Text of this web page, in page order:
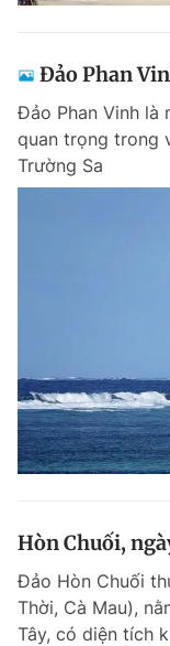
Đảo Phan
Đảo Phan Vinh là
quan trọng trong
Trường Sa
Hòn Chuối,
Đảo Hòn Chuối
Thời, Cà Mau),
Tây, có diện tích